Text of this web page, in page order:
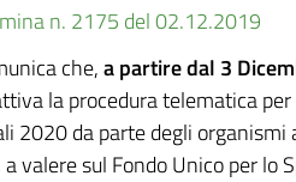
n. 2175 del 02.12.2019
che,a partire dal 3
la procedura telematica
2020 da parte degli
valere sul Fondo Unico per lo